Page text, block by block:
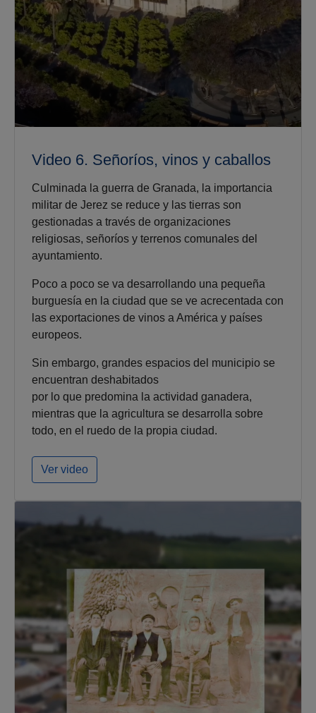
Video 6. Señoríos, vinos y caballos
Culminada la guerra de Granada, la importancia
militar de Jerez se reduce y las tierras son
gestionadas a través de organizaciones
religiosas, señoríos y terrenos comunales del
ayuntamiento.
Poco a poco se va desarrollando una pequeña
burguesía en la ciudad que se ve acrecentada con
las exportaciones de vinos a América y países
europeos.
Sin embargo, grandes espacios del municipio se
encuentran deshabitados
por lo que predomina la actividad ganadera,
mientras que la agricultura se desarrolla sobre
todo, en el ruedo de la propia ciudad.
Ver video